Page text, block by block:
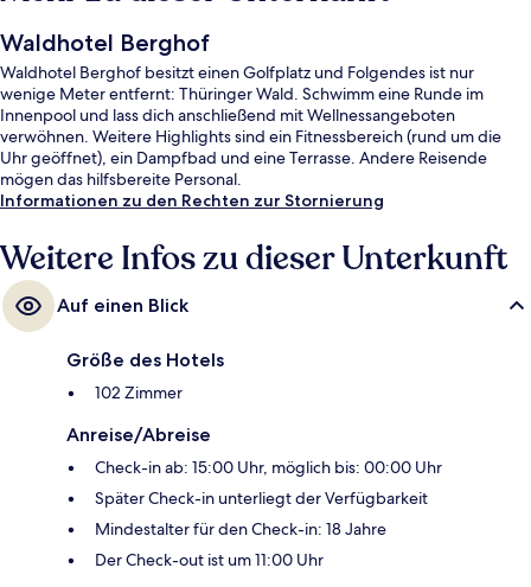
Waldhotel Berghof
Waldhotel Berghof besitzt einen Golfplatz und Folgendes ist nur
wenige Meter entfernt: Thüringer Wald. Schwimm eine Runde im
Innenpool und lass dich anschließend mit Wellnessangeboten
verwöhnen. Weitere Highlights sind ein Fitnessbereich (rund um die
Uhr geöffnet), ein Dampfbad und eine Terrasse. Andere Reisende
mögen das hilfsbereite Personal.
Informationen zu den Rechten zur Stornierung
Weitere Infos zu dieser Unterkunft
Auf einen Blick
Größe des Hotels
102 Zimmer
Anreise/Abreise
Check-in ab: 15:00 Uhr, möglich bis: 00:00 Uhr
Später Check-in unterliegt der Verfügbarkeit
Mindestalter für den Check-in: 18 Jahre
Der Check-out ist um 11:00 Uhr